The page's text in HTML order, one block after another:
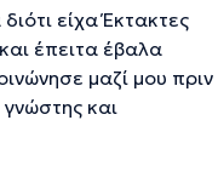
είχα Έκτακτες
έπειτα έβαλα
μαζί μου πριν
και